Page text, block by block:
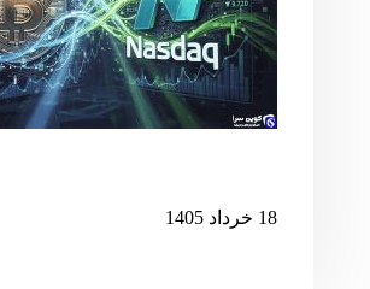
18 خرداد 1405